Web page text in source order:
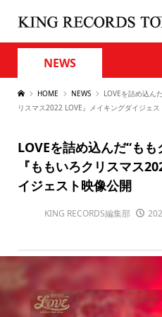
NEWS
HOME NEWS
LOVEを詰め込ん
リスマス2022 LOVE』メイキングダイジェ
LOVEを詰め込んだ“も
『ももいろクリスマス
イジェスト映像公開
KING RECORDS編集部